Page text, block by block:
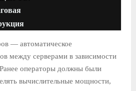
— автоматическое
между серверами в зависимости
операторы должны были
вычислительные мощности,